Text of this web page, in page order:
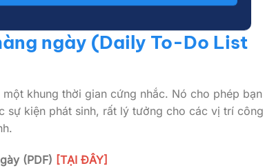
(Excel/PDF)[TẠI ĐÂY]
ngày (Daily To-Do List
khung thời gian cứng nhắc. Nó cho phép bạn
kiện phát sinh, rất lý tưởng cho các vị trí công
(PDF) [TẠI ĐÂY]